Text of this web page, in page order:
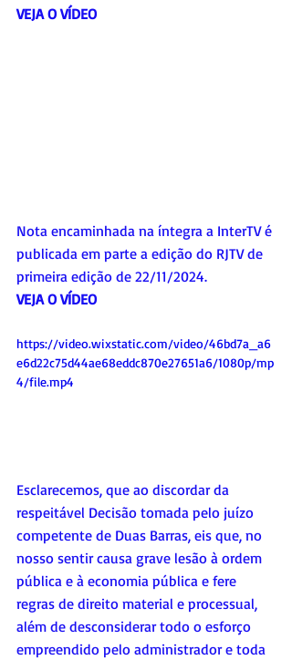
VEJA O VÍDEO
Nota encaminhada na íntegra a InterTV é
publicada em parte a edição do RJTV de
primeira edição de 22/11/2024.
VEJA O VÍDEO
https://video.wixstatic.com/video/46bd7a_a6
e6d22c75d44ae68eddc870e27651a6/1080p/mp
4/file.mp4
Esclarecemos, que ao discordar da
respeitável Decisão tomada pelo juízo
competente de Duas Barras, eis que, no
nosso sentir causa grave lesão à ordem
pública e à economia pública e fere
regras de direito material e processual,
além de desconsiderar todo o esforço
empreendido pelo administrador e toda